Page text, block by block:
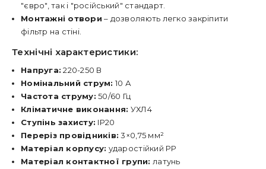
"євро", так і "російський" стандарт.
Монтажні отвори – дозволяють легко закріпити
фільтр на стіні.
Технічні характеристики:
Напруга: 220-250 В
Номінальний струм: 10 А
Частота струму: 50/60 Гц
Кліматичне виконання: УХЛ4
Ступінь захисту: IP20
Переріз провідників: 3×0,75 мм²
Матеріал корпусу: ударостійкий PP
Матеріал контактної групи: латунь